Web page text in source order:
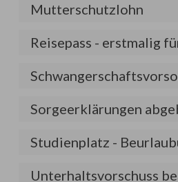
Mutterschutzlohn
Reisepass - erstmalig
Sorgeerklärungen
Studienplatz -
Unterhaltsvorschuss